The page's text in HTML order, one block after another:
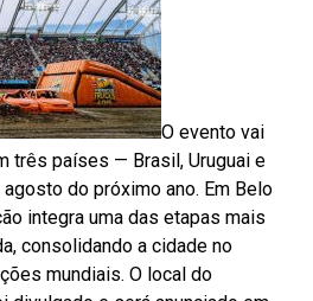
O evento vai
três países — Brasil, Uruguai e
do próximo ano. Em Belo
integra uma das etapas mais
consolidando a cidade no
mundiais. O local do